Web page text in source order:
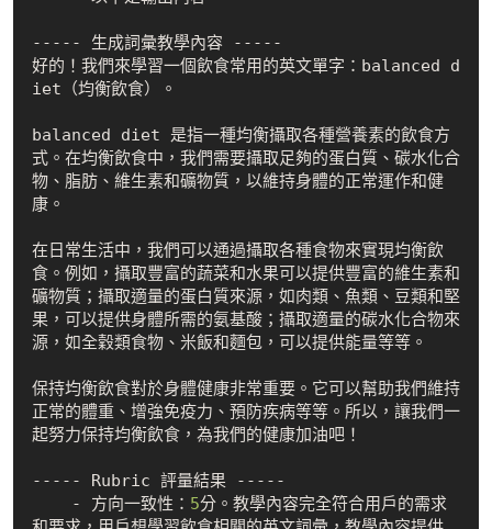
----- 生成詞彙教學內容 -----
好的！我們來學習一個飲食常用的英文單字：balanced d
iet（均衡飲食）。
balanced diet 是指一種均衡攝取各種營養素的飲食方
式。在均衡飲食中，我們需要攝取足夠的蛋白質、碳水化合
物、脂肪、維生素和礦物質，以維持身體的正常運作和健
康。
在日常生活中，我們可以通過攝取各種食物來實現均衡飲
食。例如，攝取豐富的蔬菜和水果可以提供豐富的維生素和
礦物質；攝取適量的蛋白質來源，如肉類、魚類、豆類和堅
果，可以提供身體所需的氨基酸；攝取適量的碳水化合物來
源，如全穀類食物、米飯和麵包，可以提供能量等等。
保持均衡飲食對於身體健康非常重要。它可以幫助我們維持
正常的體重、增強免疫力、預防疾病等等。所以，讓我們一
起努力保持均衡飲食，為我們的健康加油吧！
----- Rubric 評量結果 -----
    - 方向一致性：
5分。教學內容完全符合用戶的需求